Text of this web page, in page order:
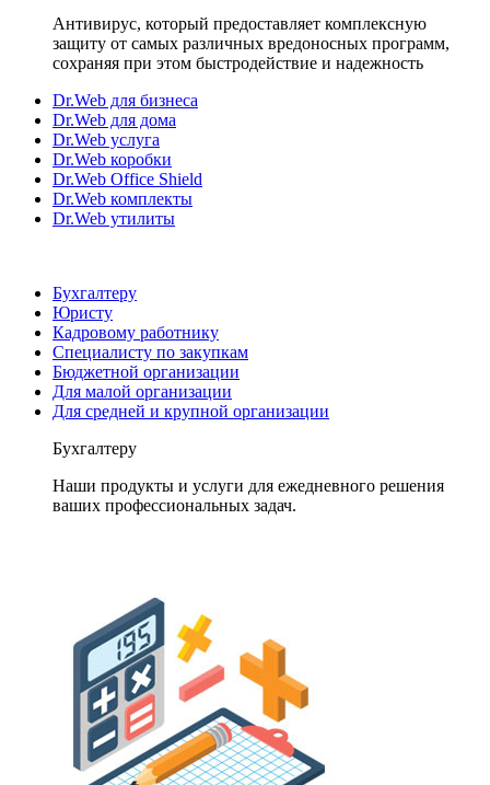
Антивирус, который предоставляет комплексную
защиту от самых различных вредоносных программ,
сохраняя при этом быстродействие и надежность
Dr.Web для бизнеса
Dr.Web для дома
Dr.Web услуга
Dr.Web коробки
Dr.Web Office Shield
Dr.Web комплекты
Dr.Web утилиты
Бухгалтеру
Юристу
Кадровому работнику
Специалисту по закупкам
Бюджетной организации
Для малой организации
Для средней и крупной организации
Бухгалтеру
Наши продукты и услуги для ежедневного решения
ваших профессиональных задач.